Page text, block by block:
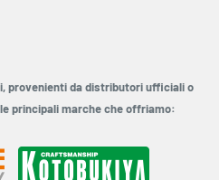
provenienti da distributori ufficiali o
principali marche che offriamo: